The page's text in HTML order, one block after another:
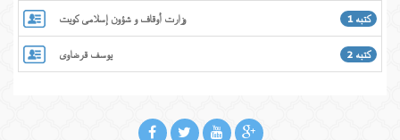
وزارت أوقاف و شؤون إسلامی کویت كتبه 1
یوسف قرضاوی كتبه 2